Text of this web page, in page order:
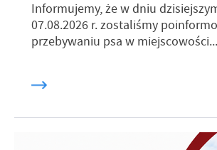
Informujemy, że w dniu
07.08.2026 r. zostaliśmy
przebywaniu psa w miejscowości...